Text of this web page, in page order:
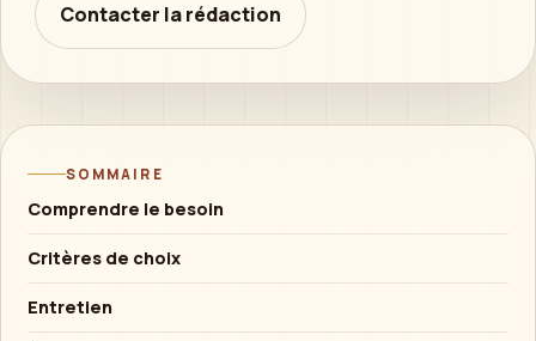
Contacter la rédaction
SOMMAIRE
Comprendre le besoin
Critères de choix
Entretien